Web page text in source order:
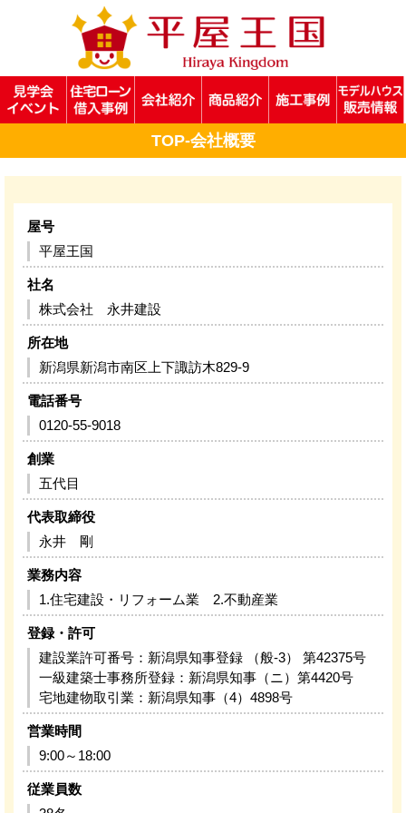
TOP-会社概要
屋号
平屋王国
社名
株式会社 永井建設
所在地
新潟県新潟市南区上下諏訪木829-9
電話番号
0120-55-9018
創業
五代目
代表取締役
永井 剛
業務内容
1.住宅建設・リフォーム業 2.不動産業
登録・許可
建設業許可番号：新潟県知事登録 （般-3） 第42375号
一級建築士事務所登録：新潟県知事（ニ）第4420号
宅地建物取引業：新潟県知事（4）4898号
営業時間
9:00～18:00
従業員数